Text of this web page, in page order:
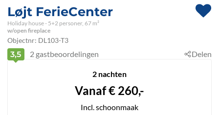
Løjt FerieCenter
Holiday house - 5+2 personer, 67 m²
w/open fireplace
Objectnr: DL103-T3
3,5 2gastbeoordelingen Delen
2 nachten
Vanaf€ 260,-
Incl. schoonmaak